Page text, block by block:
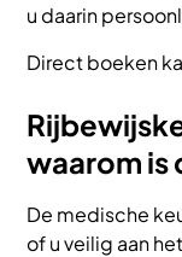
u daarin
Direct boeken
waarom is
De medische
of u veilig aan